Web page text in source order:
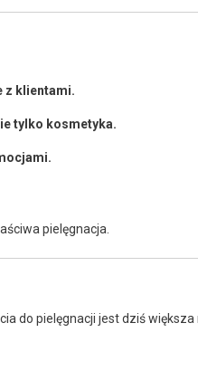
z klientami.
tylko kosmetyka.
pielęgnacja.
do pielęgnacji jest dziś większa